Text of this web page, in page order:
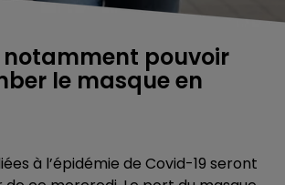
notamment pouvoir
le masque en
à l’épidémie de Covid-19 seront